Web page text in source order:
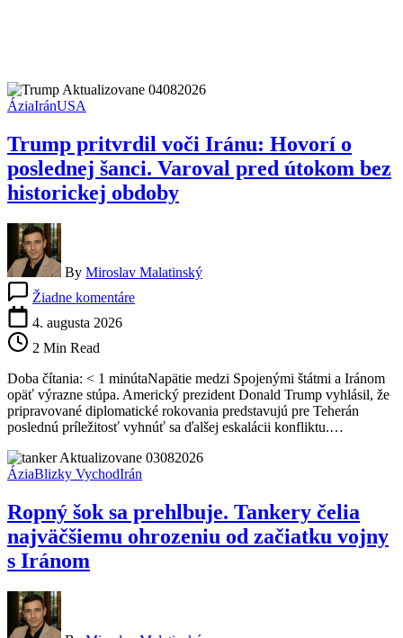
ÁziaIránUSA
Trump pritvrdil voči Iránu: Hovorí o
poslednej šanci. Varoval pred útokom bez
historickej obdoby
By Miroslav Malatinský
Žiadne komentáreTrump
o
poslednej
šanci.
Varoval
pred
útokom
bez
obdoby
4. augusta 2026
2 Min Read
Doba čítania: < 1 minútaNapätie medzi Spojenými štátmi a Iránom
opäť výrazne stúpa. Americký prezident Donald Trump vyhlásil, že
pripravované diplomatické rokovania predstavujú pre Teherán
poslednú príležitosť vyhnúť sa ďalšej eskalácii konfliktu.…
ÁziaBlizky VychodIrán
Ropný šok sa prehlbuje. Tankery čelia
najväčšiemu ohrozeniu od začiatku vojny
s Iránom